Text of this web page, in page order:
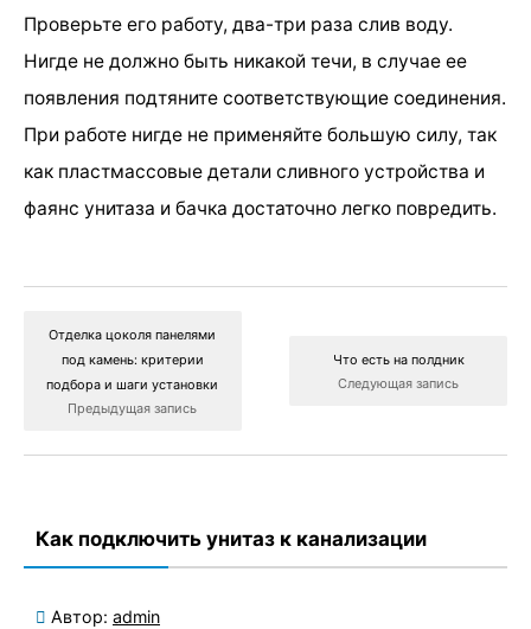
Проверьте его работу, два-три раза слив воду.
Нигде не должно быть никакой течи, в случае ее
появления подтяните соответствующие соединения.
При работе нигде не применяйте большую силу, так
как пластмассовые детали сливного устройства и
фаянс унитаза и бачка достаточно легко повредить.
Отделка цоколя панелями
под камень: критерии
подбора и шаги установки
Предыдущая запись
Что есть на полдник
Следующая запись
Как подключить унитаз к канализации
Автор: admin